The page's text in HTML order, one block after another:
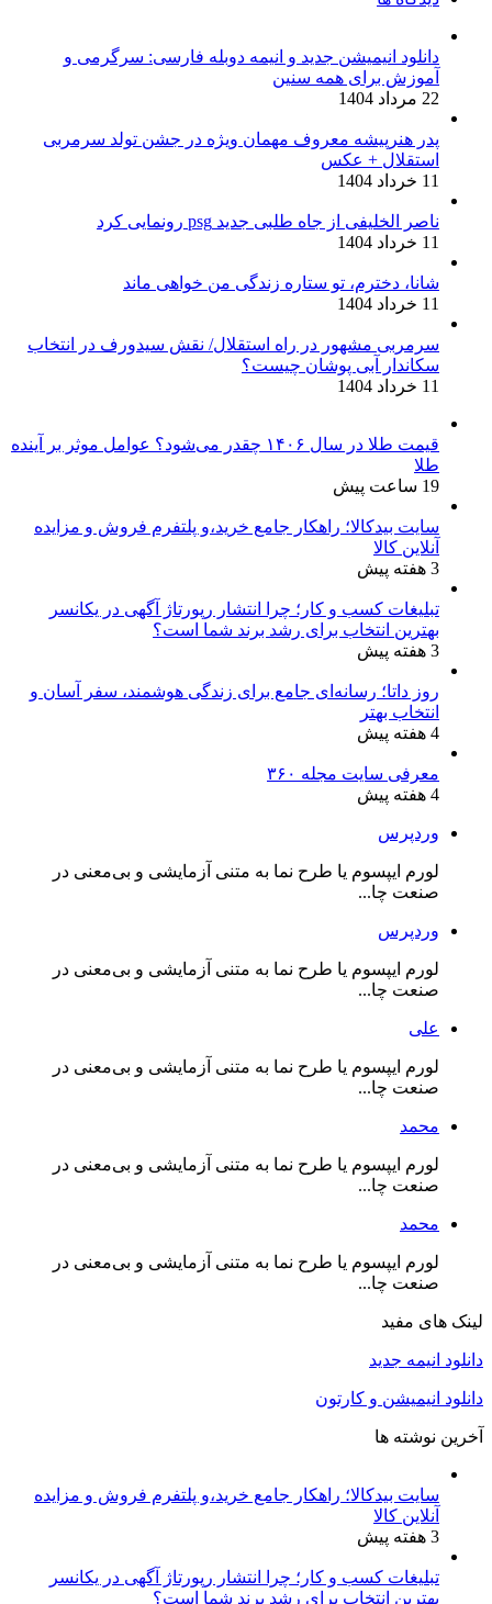
دانلود انیمیشن جدید و انیمه دوبله فارسی: سرگرمی و
آموزش برای همه سنین
22 مرداد 1404
پدر هنرپیشه معروف مهمان ویژه در جشن تولد سرمربی
استقلال + عکس
11 خرداد 1404
ناصر الخلیفی از جاه طلبی جدید psg رونمایی کرد
11 خرداد 1404
شانا، دخترم، تو ستاره زندگی من خواهی ماند
11 خرداد 1404
سرمربی مشهور در راه استقلال/ نقش سیدورف در انتخاب
سکاندار آبی پوشان چیست؟
11 خرداد 1404
قیمت طلا در سال ۱۴۰۶ چقدر می‌شود؟ عوامل موثر بر آینده
طلا
19 ساعت پیش
سایت بیدکالا؛ راهکار جامع خرید،و پلتفرم فروش و مزایده
آنلاین کالا
3 هفته پیش
تبلیغات کسب و کار؛ چرا انتشار رپورتاژ آگهی در یکانسر
بهترین انتخاب برای رشد برند شما است؟
3 هفته پیش
روز داتا؛ رسانه‌ای جامع برای زندگی هوشمند، سفر آسان و
انتخاب بهتر
4 هفته پیش
معرفی سایت مجله ۳۶۰
4 هفته پیش
وردپرس
لورم ایپسوم یا طرح‌ نما به متنی آزمایشی و بی‌معنی در
صنعت چا...
وردپرس
لورم ایپسوم یا طرح‌ نما به متنی آزمایشی و بی‌معنی در
صنعت چا...
علی
لورم ایپسوم یا طرح‌ نما به متنی آزمایشی و بی‌معنی در
صنعت چا...
محمد
لورم ایپسوم یا طرح‌ نما به متنی آزمایشی و بی‌معنی در
صنعت چا...
محمد
لورم ایپسوم یا طرح‌ نما به متنی آزمایشی و بی‌معنی در
صنعت چا...
لینک های مفید
دانلود انیمه جدید
دانلود انیمیشن و کارتون
آخرین نوشته ها
سایت بیدکالا؛ راهکار جامع خرید،و پلتفرم فروش و مزایده
آنلاین کالا
3 هفته پیش
تبلیغات کسب و کار؛ چرا انتشار رپورتاژ آگهی در یکانسر
بهترین انتخاب برای رشد برند شما است؟